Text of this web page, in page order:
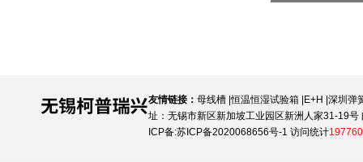
友情链接： 母线槽 |恒温恒湿试验箱 E+H 深圳弹
址：无锡市新区新加坡工业园区新洲人家31-19号
ICP备:苏ICP备2020068656号-1 访问统计197760